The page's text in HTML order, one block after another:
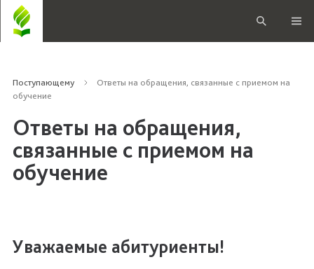
Поступающему
Ответы на обращения, связанные с приемом на
обучение
Ответы на обращения,
связанные с приемом на
обучение
Уважаемые абитуриенты!